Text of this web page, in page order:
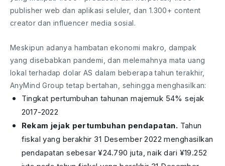
publisher web dan aplikasi seluler, dan 1.300+ content
creator dan influencer media sosial.
Meskipun adanya hambatan ekonomi makro, dampak
yang disebabkan pandemi, dan melemahnya mata uang
lokal terhadap dolar AS dalam beberapa tahun terakhir,
AnyMind Group tetap bertahan, sehingga menghasilkan:
Tingkat pertumbuhan tahunan majemuk 54% sejak
2017-2022
Rekam jejak pertumbuhan pendapatan. Tahun
fiskal yang berakhir 31 Desember 2022 menghasilkan
pendapatan sebesar ¥24.790 juta, naik dari ¥19.252